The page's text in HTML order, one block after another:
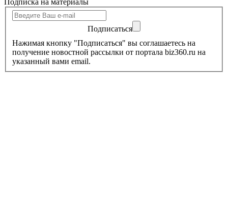
Подписаться
Нажимая кнопку "Подписаться" вы соглашаетесь на
получение новостной рассылки от портала biz360.ru на
указанный вами email.